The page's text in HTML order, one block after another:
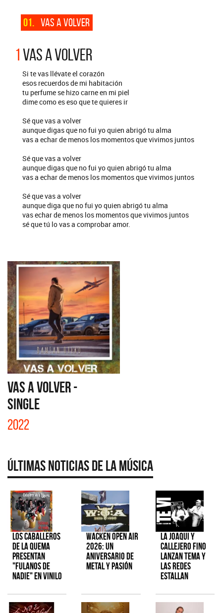
01. VAS A VOLVER
1VAS A VOLVER
Si te vas llévate el corazón
esos recuerdos de mi habitación
tu perfume se hizo carne en mi piel
dime como es eso que te quieres ir
Sé que vas a volver
aunque digas que no fui yo quien abrigó tu alma
vas a echar de menos los momentos que vivimos juntos
Sé que vas a volver
aunque digas que no fui yo quien abrigó tu alma
vas a echar de menos los momentos que vivimos juntos
Sé que vas a volver
aunque diga que no fui yo quien abrigó tu alma
vas echar de menos los momentos que vivimos juntos
sé que tú lo vas a comprobar amor.
VAS A VOLVER -
SINGLE
2022
Últimas Noticias de la Música
Los Caballeros
de la Quema
presentan
"Fulanos de
Nadie" en vinilo
Wacken Open Air
2026: Un
aniversario de
metal y pasión
La Joaqui y
Callejero Fino
lanzan tema y
las redes
estallan